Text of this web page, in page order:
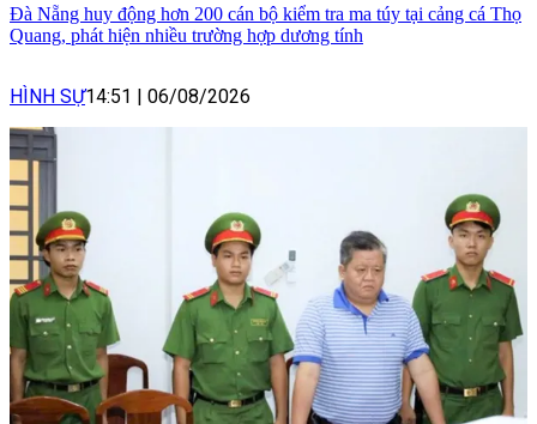
Đà Nẵng huy động hơn 200 cán bộ kiểm tra ma túy tại cảng cá Thọ
Quang, phát hiện nhiều trường hợp dương tính
HÌNH SỰ14:51 06/08/2026